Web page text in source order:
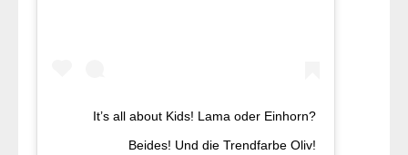
It’s all about Kids! Lama oder Einhorn?
Beides! Und die Trendfarbe Oliv!